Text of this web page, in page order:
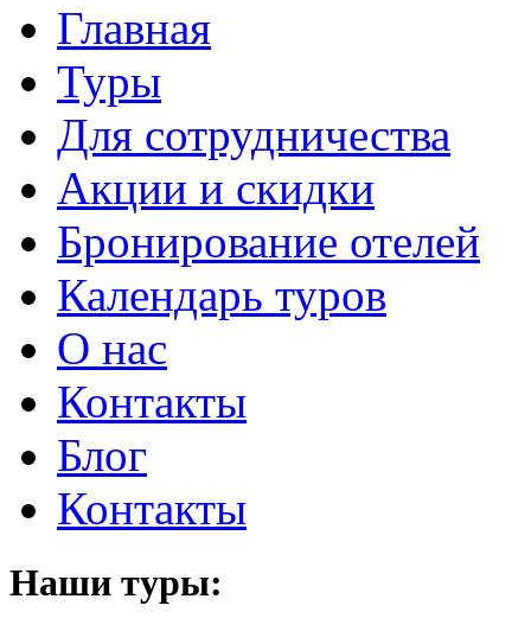
Главная
Туры
Для сотрудничества
Акции и скидки
Бронирование отелей
Календарь туров
О нас
Контакты
Блог
Контакты
Наши туры: